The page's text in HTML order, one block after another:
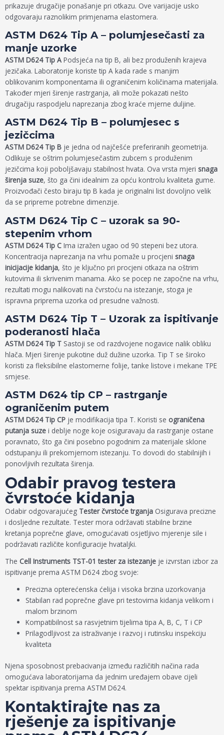
prikazuje drugačije ponašanje pri otkazu. Ove varijacije usko
odgovaraju raznolikim primjenama elastomera.
ASTM D624 Tip A – polumjesečasti za
manje uzorke
ASTM D624 Tip A Podsjeća na tip B, ali bez produženih krajeva
jezičaka. Laboratorije koriste tip A kada rade s manjim
oblikovanim komponentama ili ograničenim količinama materijala.
Također mjeri širenje rastrganja, ali može pokazati nešto
drugačiju raspodjelu naprezanja zbog kraće mjerne duljine.
ASTM D624 Tip B – polumjesec s
jezičcima
ASTM D624 Tip B je jedna od najčešće preferiranih geometrija.
Odlikuje se oštrim polumjesečastim zubcem s produženim
jezičcima koji poboljšavaju stabilnost hvata. Ova vrsta mjeri snaga
širenja suze, što ga čini idealnim za opću kontrolu kvaliteta gume.
Proizvođači često biraju tip B kada je originalni list dovoljno velik
da se pripreme potrebne dimenzije.
ASTM D624 Tip C – uzorak sa 90-
stepenim vrhom
ASTM D624 Tip C Ima izražen ugao od 90 stepeni bez utora.
Koncentracija naprezanja na vrhu pomaže u procjeni snaga
inicijacije kidanja, što je ključno pri procjeni otkaza na oštrim
kutovima ili skrivenim manama. Ako se pocep ne započne na vrhu,
rezultati mogu nalikovati na čvrstoću na istezanje, stoga je
ispravna priprema uzorka od presudne važnosti.
ASTM D624 Tip T – Uzorak za ispitivanje
poderanosti hlača
ASTM D624 Tip T Sastoji se od razdvojene nogavice nalik obliku
hlača. Mjeri širenje pukotine duž dužine uzorka. Tip T se široko
koristi za fleksibilne elastomerne folije, tanke listove i mekane TPE
smjese.
ASTM D624 tip CP – rastrganje
ograničenim putem
ASTM D624 Tip CP je modifikacija tipa T. Koristi se ograničena
putanja suze i deblje noge koje osiguravaju da rastrganje ostane
poravnato, što ga čini posebno pogodnim za materijale sklone
odstupanju ili prekomjernom istezanju. To dovodi do stabilnijih i
ponovljivih rezultata širenja.
Odabir pravog testera
čvrstoće kidanja
Odabir odgovarajućeg Tester čvrstoće trganja Osigurava precizne
i dosljedne rezultate. Tester mora održavati stabilne brzine
kretanja poprečne glave, omogućavati osjetljivo mjerenje sile i
podržavati različite konfiguracije hvataljki.
The Cell Instruments TST-01 tester za istezanje je izvrstan izbor za
ispitivanje prema ASTM D624 zbog svoje:
Precizna opterećenska ćelija i visoka brzina uzorkovanja
Stabilan rad poprečne glave pri testovima kidanja velikom i
malom brzinom
Kompatibilnost sa rasvjetnim tijelima tipa A, B, C, T i CP
Prilagodljivost za istraživanje i razvoj i rutinsku inspekciju
kvaliteta
Njena sposobnost prebacivanja između različitih načina rada
omogućava laboratorijama da jednim uređajem obave cijeli
spektar ispitivanja prema ASTM D624.
Kontaktirajte nas za
rješenje za ispitivanje